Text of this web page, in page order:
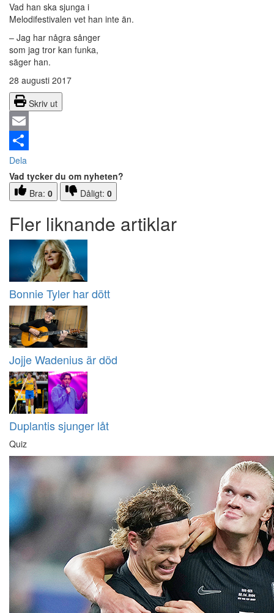
Vad han ska sjunga i
Melodifestivalen vet han inte än.
– Jag har några sånger
som jag tror kan funka,
säger han.
28 augusti 2017
Skriv ut
Email
Dela
Vad tycker du om nyheten?
Bra: 0 Dåligt: 0
Fler liknande artiklar
Bonnie Tyler har dött
Jojje Wadenius är död
Duplantis sjunger låt
Quiz